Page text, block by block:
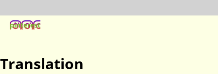
pinterest
Translation